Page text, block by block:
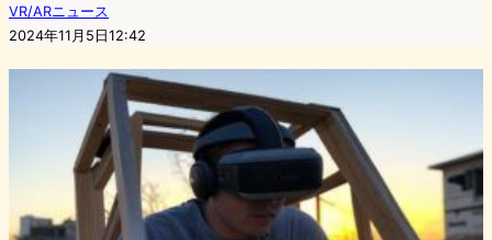
VR/ARニュース
2024年11月5日12:42